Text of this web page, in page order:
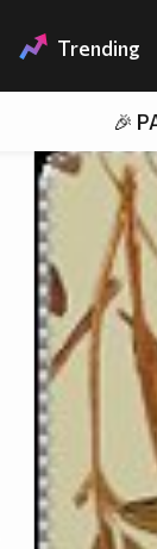
Trending
🎉